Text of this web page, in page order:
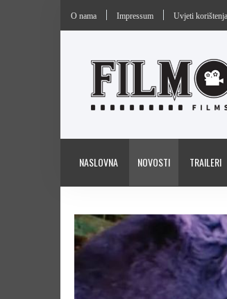
O nama Impressum Uvjeti korištenja
NASLOVNA NOVOSTI TRAILERI